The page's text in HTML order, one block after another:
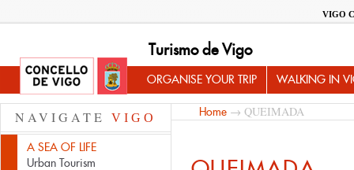
VIGO
Turismo de Vigo
ORGANISE YOUR TRIP WALKING IN
NAVIGATE VIGO
A SEA OF LIFE
Urban Tourism
Home → QUEIMADA